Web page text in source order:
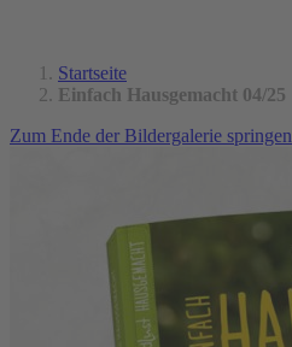
Startseite
Einfach Hausgemacht 04/25
Zum Ende der Bildergalerie springen